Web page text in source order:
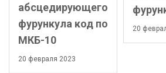
абсцедирующего
фурункула код по
МКБ-10
20 февраля 2023
20